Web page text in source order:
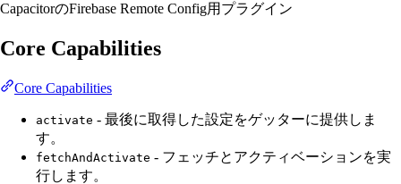
CapacitorのFirebase Remote Config用プラグイン
Core Capabilities
Core Capabilities
activate - 最後に取得した設定をゲッターに提供しま
す。
fetchAndActivate - フェッチとアクティベーションを実
行します。